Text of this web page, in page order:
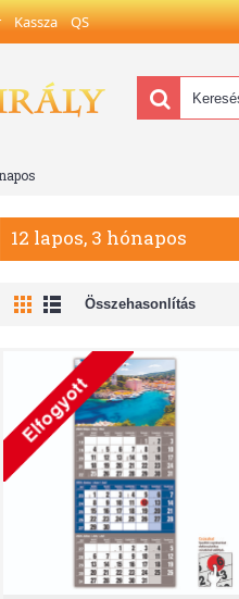
Kassza QS
12 lapos, 3 hónapos
Összehasonlítás